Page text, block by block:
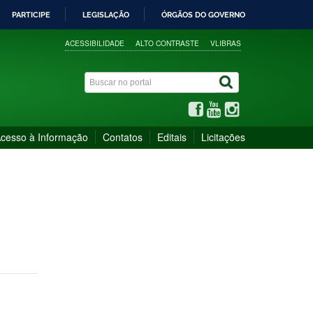
PARTICIPE LEGISLAÇÃO ÓRGÃOS DO GOVERNO
ACESSIBILIDADE ALTO CONTRASTE VLIBRAS
à Informação Contatos Editais Licitações